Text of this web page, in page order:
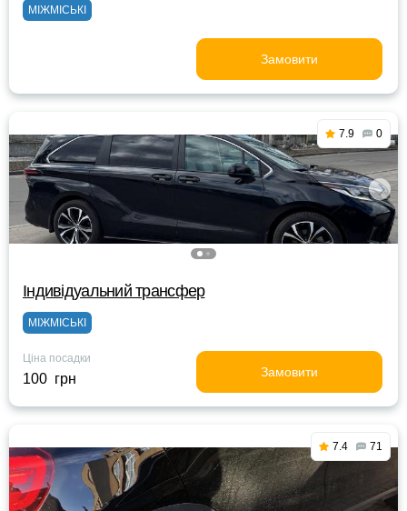
МІЖМІСЬКІ
Замовити
7.9 0
Індивідуальний трансфер
МІЖМІСЬКІ
Ціна посадки
100 грн Замовити
7.4 71